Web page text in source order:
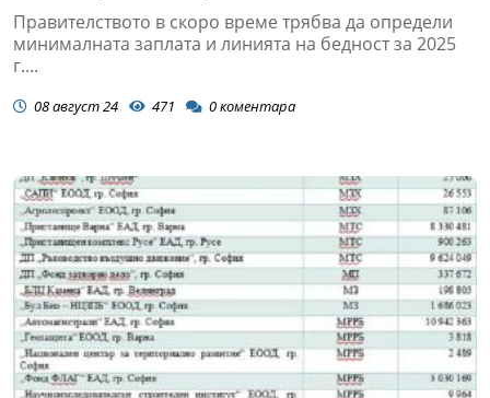
Правителството в скоро време трябва да определи
минималната заплата и линията на бедност за 2025
г....
08 август 24 471 0коментара